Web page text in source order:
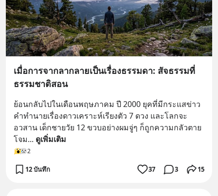
เมื่อการจากลากลายเป็นเรื่องธรรมดา: สัจธรรมที่
ธรรมชาติสอน
ย้อนกลับไปในเดือนพฤษภาคม ปี 2000 ยุคที่มีกระแสข่าว
คำทำนายเรื่องดาวเคราะห์เรียงตัว 7 ดวง และโลกจะ
อวสาน เด็กชายวัย 12 ขวบอย่างผมจู่ๆ ก็ถูกความกลัวตาย
โจม... ดูเพิ่มเติม
2
12 บันทึก 37 3 15